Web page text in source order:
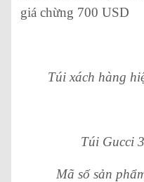
giá chừng 700 USD
Túi xách hàng
Túi Gucci
Mã số sản